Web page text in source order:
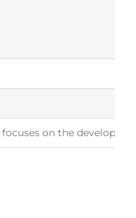
focuses on the